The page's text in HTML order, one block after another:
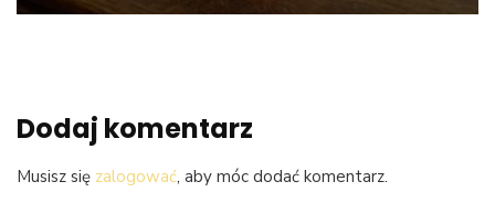
Dodaj komentarz
Musisz się zalogować, aby móc dodać komentarz.